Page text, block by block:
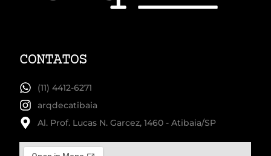
CONTATOS
(11) 4412-6271
arqdecatibaia
Al. Prof. Lucas N. Garcez, 1460 - Atibaia/SP